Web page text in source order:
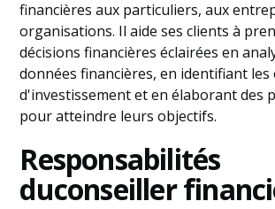
financières aux particuliers, aux
organisations. Il aide ses clients à
décisions financières éclairées en
données financières, en identifiant
d'investissement et en élaborant des
pour atteindre leurs objectifs.
Responsabilités
duconseiller